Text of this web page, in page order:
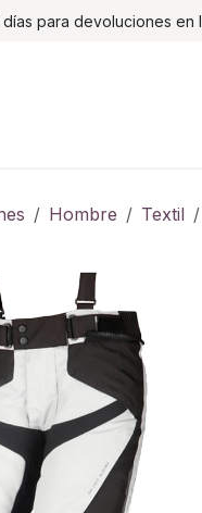
para devoluciones en
Hombre Textil